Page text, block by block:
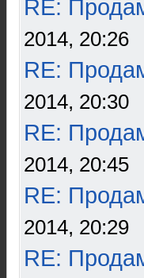
RE:
2014, 20:26
RE:
2014, 20:30
RE:
2014, 20:45
RE:
2014, 20:29
RE: